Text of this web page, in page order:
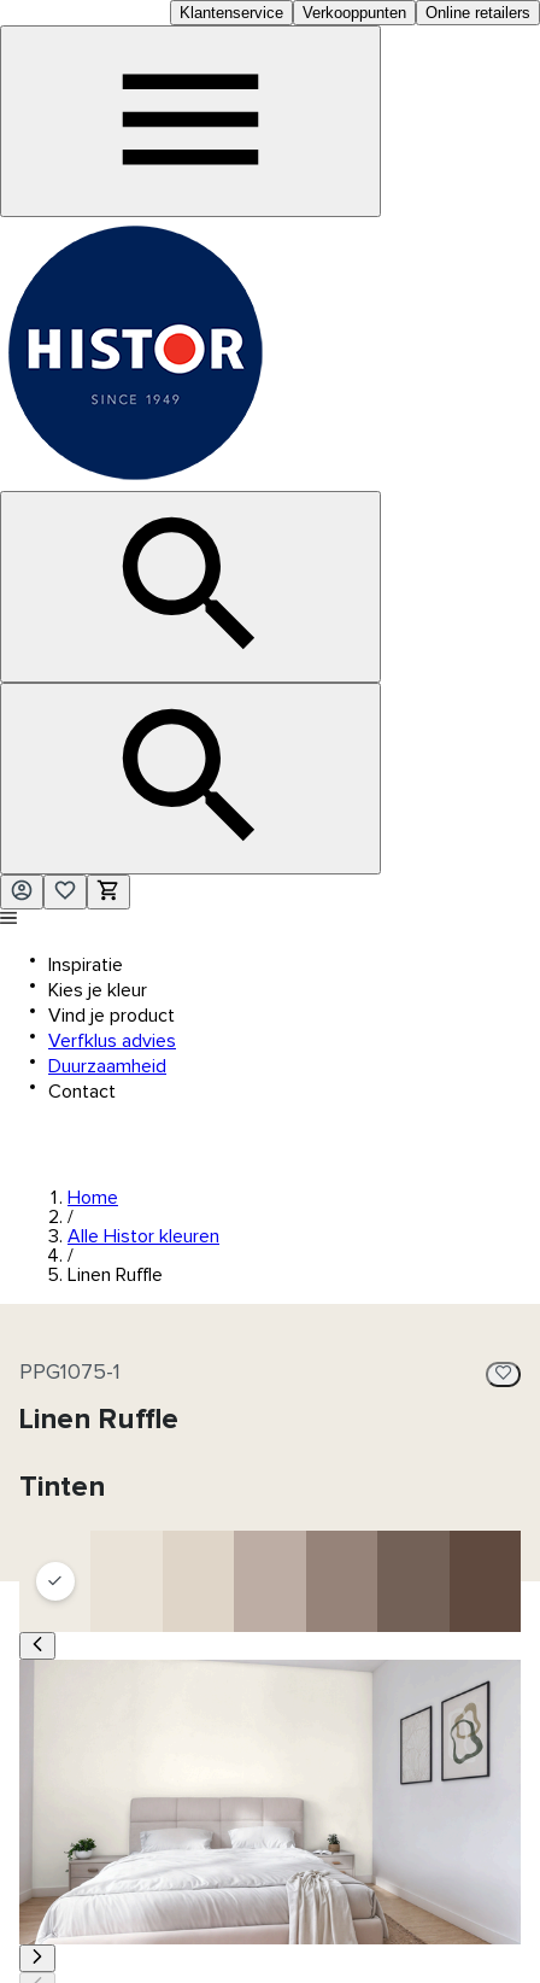
Klantenservice Verkooppunten Online retailers
Inspiratie
Kies je kleur
Vind je product
Verfklus advies
Duurzaamheid
Contact
Home
/
Alle Histor kleuren
/
Linen Ruffle
PPG1075-1
Linen Ruffle
Tinten